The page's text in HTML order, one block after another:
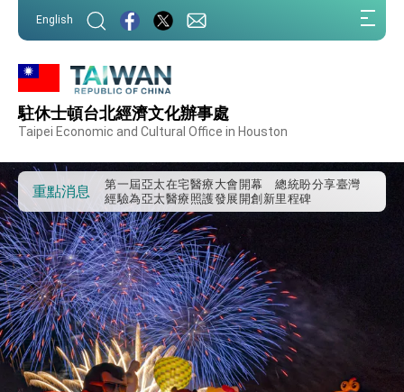
English
駐休士頓台北經濟文化辦事處
Taipei Economic and Cultural Office in Houston
重點消息
外交部重要言論
事處」，進一步深化台美交流合作
第一屆亞太在宅醫療大會開幕 總統盼分享臺灣
經驗為亞太醫療照護發展開創新里程碑
外交部發布WHA文宣影片「台灣醫療點亮世界」
及「台灣智慧醫療與健康產業展」預告短片，向
世界展現台灣守護全球健康的創新能量
總統出訪史瓦帝尼返國談話 強調臺灣人有權利
走向世界 盼與理念相近國家共同維護國際秩序
堅定走向世界 賴總統抵達史瓦帝尼王國進行國是
訪問
總統與五院院長新春茶敘 盼化分歧為團結、為
國家邁出合作第一步
總統農曆春節談話